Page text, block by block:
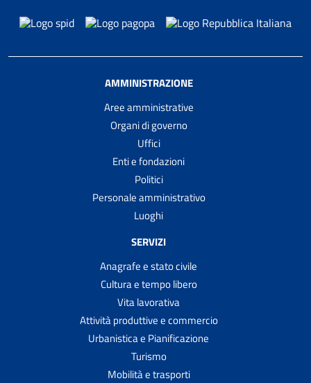
AMMINISTRAZIONE
Aree amministrative
Organi di governo
Uffici
Enti e fondazioni
Politici
Personale amministrativo
Luoghi
SERVIZI
Anagrafe e stato civile
Cultura e tempo libero
Vita lavorativa
Attività produttive e commercio
Urbanistica e Pianificazione
Turismo
Mobilità e trasporti